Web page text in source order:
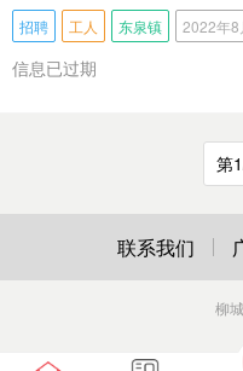
招聘 工人 东泉镇 2022年8
信息已过期
第
联系我们
柳